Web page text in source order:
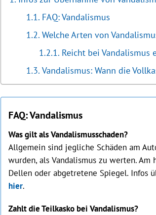
FAQ: Vandalismus
Welche Arten von
Reicht bei Vandalismus
Vandalismus: Wann die
FAQ: Vandalismus
Was gilt als Vandalismusschaden?
Allgemein sind jegliche Schäden am
wurden, als Vandalismus zu werten.
Dellen oder abgetretene Spiegel. Infos
hier.
Zahlt die Teilkasko bei Vandalismus?